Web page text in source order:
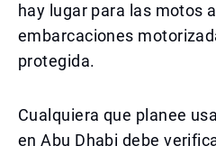
hay lugar para las motos
embarcaciones
protegida.
Cualquiera que planee
en Abu Dhabi debe